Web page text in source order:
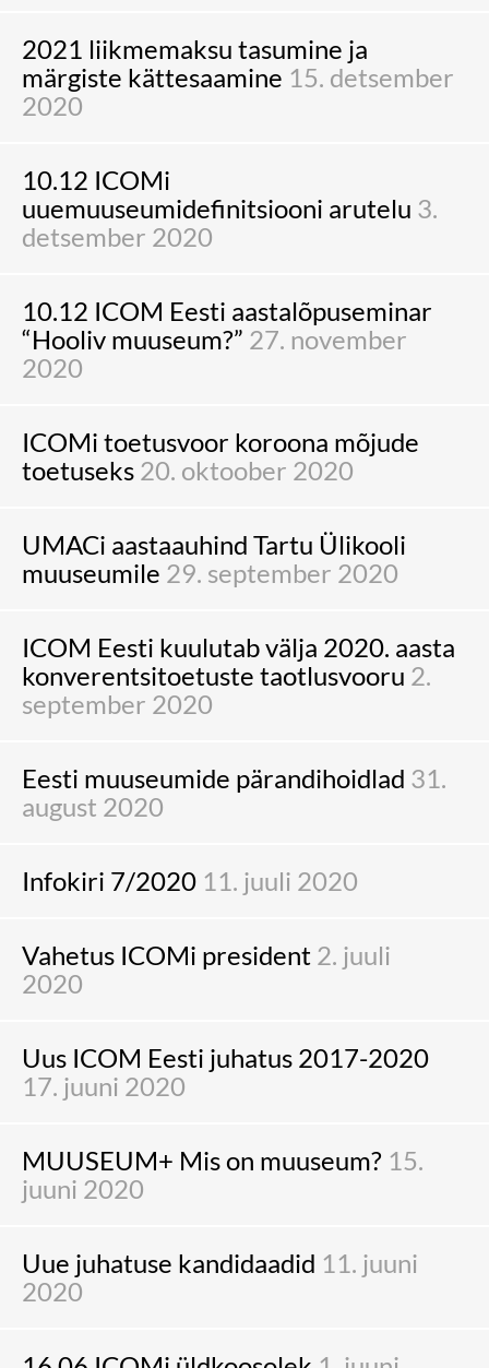
2021 liikmemaksu tasumine ja
märgiste kättesaamine 15. detsember
2020
10.12 ICOMi
uuemuuseumidefinitsiooni arutelu 3.
detsember 2020
10.12 ICOM Eesti aastalõpuseminar
“Hooliv muuseum?” 27. november
2020
ICOMi toetusvoor koroona mõjude
toetuseks 20. oktoober 2020
UMACi aastaauhind Tartu Ülikooli
muuseumile 29. september 2020
ICOM Eesti kuulutab välja 2020. aasta
konverentsitoetuste taotlusvooru 2.
september 2020
Eesti muuseumide pärandihoidlad 31.
august 2020
Infokiri 7/2020 11. juuli 2020
Vahetus ICOMi president 2. juuli
2020
Uus ICOM Eesti juhatus 2017-2020
17. juuni 2020
MUUSEUM+ Mis on muuseum? 15.
juuni 2020
Uue juhatuse kandidaadid 11. juuni
2020